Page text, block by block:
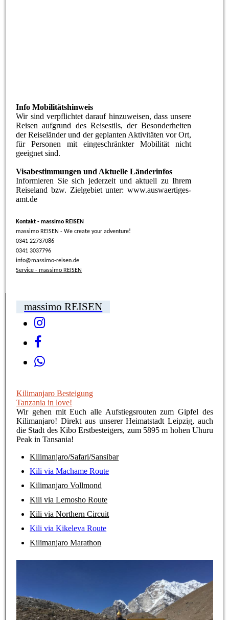
Info Mobilitätshinweis
Wir sind verpflichtet darauf hinzuweisen, dass unsere
Reisen aufgrund des Reisestils, der Besonderheiten
der Reiseländer und der geplanten Aktivitäten vor Ort,
für Personen mit eingeschränkter Mobilität nicht
geeignet sind.
Visabestimmungen und Aktuelle Länderinfos
Informieren Sie sich jederzeit und aktuell zu Ihrem
Reiseland bzw. Zielgebiet unter: www.auswaertiges-
amt.de
Kontakt - massimo REISEN
massimo REISEN - We create your adventure!
0341 22737086
0341 3037796
info@massimo-reisen.de
Service - massimo REISEN
massimo REISEN
Kilimanjaro Besteigung
Tanzania in love!
Wir gehen mit Euch alle Aufstiegsrouten zum Gipfel des
Kilimanjaro! Direkt aus unserer Heimatstadt Leipzig, auch
die Stadt des Kibo Erstbesteigers, zum 5895 m hohen Uhuru
Peak in Tansania!
Kilimanjaro/Safari/Sansibar
Kili via Machame Route
Kilimanjaro Vollmond
Kili via Lemosho Route
Kili via Northern Circuit
Kili via Kikeleva Route
Kilimanjaro Marathon